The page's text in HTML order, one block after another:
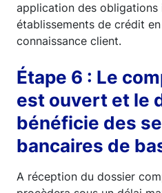
application des obligations
établissements de crédit
connaissance client.
Étape 6 : Le
est ouvert et le
bénéficie des
bancaires de
A réception du dossier